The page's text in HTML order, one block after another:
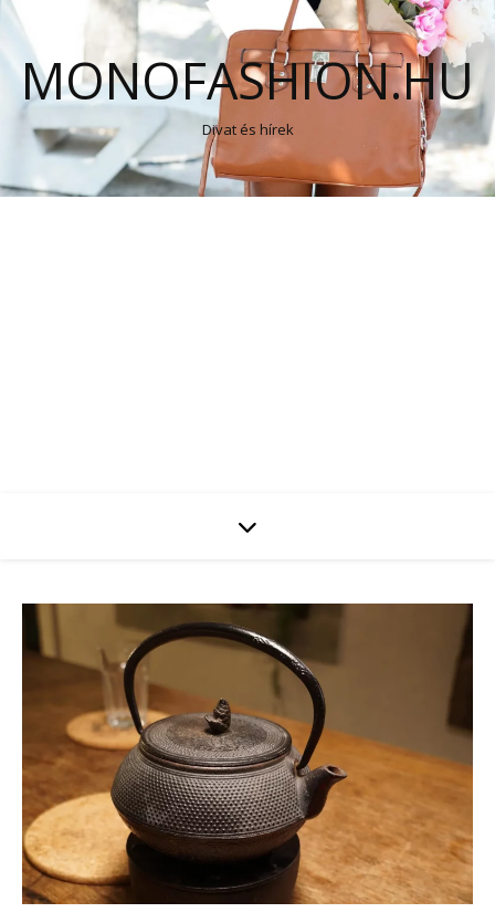
MONOFASHION.HU
Divat és hírek